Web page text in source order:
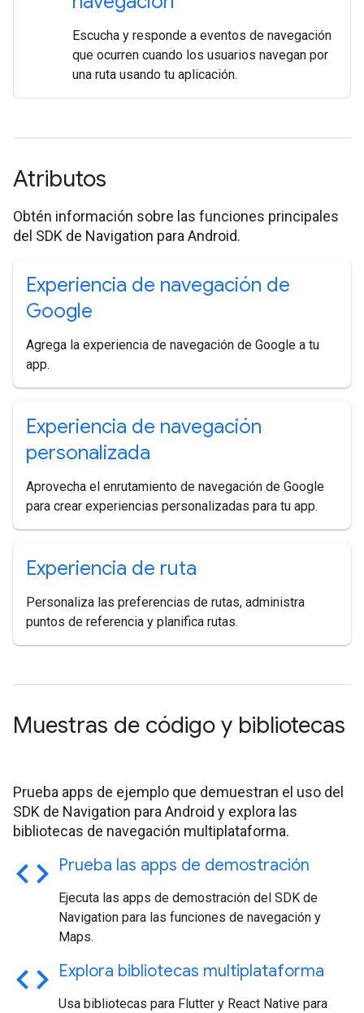
Escucha y responde a eventos de navegación
que ocurren cuando los usuarios navegan por
una ruta usando tu aplicación.
Atributos
Obtén información sobre las funciones principales
del SDK de Navigation para Android.
Experiencia de navegación de
Google
Agrega la experiencia de navegación de Google a tu
app.
Experiencia de navegación
personalizada
Aprovecha el enrutamiento de navegación de Google
para crear experiencias personalizadas para tu app.
Experiencia de ruta
Personaliza las preferencias de rutas, administra
puntos de referencia y planifica rutas.
Muestras de código y bibliotecas
Prueba apps de ejemplo que demuestran el uso del
SDK de Navigation para Android y explora las
bibliotecas de navegación multiplataforma.
code Prueba las apps de demostración
Ejecuta las apps de demostración del SDK de
Navigation para las funciones de navegación y
Maps.
code Explora bibliotecas multiplataforma
Usa bibliotecas para Flutter y React Native para